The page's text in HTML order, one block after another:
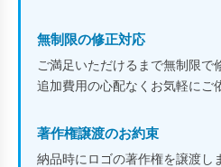
無制限の修正対応
ご満足いただけるまで無制限で
追加費用の心配なくお気軽にご
著作権譲渡のお約束
納品時にロゴの著作権を譲渡し